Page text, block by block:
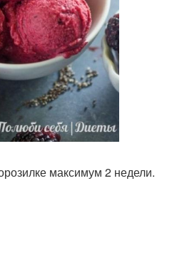
максимум 2 недели.